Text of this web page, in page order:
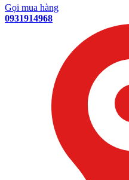
Gọi mua hàng
0931914968